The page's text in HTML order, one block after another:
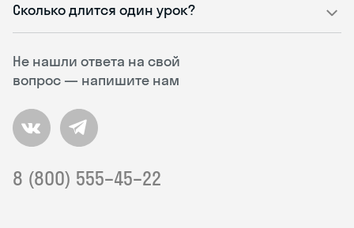
Не нашли ответа на свой
вопрос — напишите нам
8 (800) 555–45–22
Сколько длится один урок?